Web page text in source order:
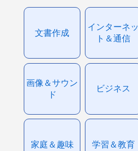
文書作成
インターネッ
ト＆通信
画像＆サウン
ド
ビジネス
家庭＆趣味 学習＆教育